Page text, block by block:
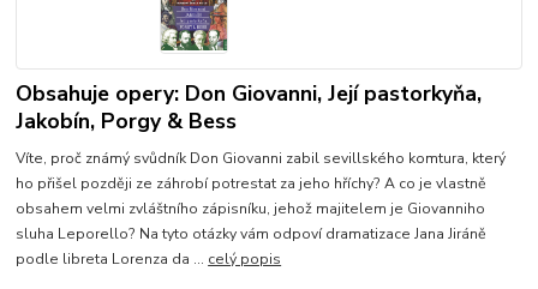
Obsahuje opery: Don Giovanni, Její pastorkyňa,
Jakobín, Porgy & Bess
Víte, proč známý svůdník Don Giovanni zabil sevillského komtura, který
ho přišel později ze záhrobí potrestat za jeho hříchy? A co je vlastně
obsahem velmi zvláštního zápisníku, jehož majitelem je Giovanniho
sluha Leporello? Na tyto otázky vám odpoví dramatizace Jana Jiráně
podle libreta Lorenza da ... celý popis